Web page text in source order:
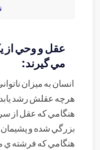
عقل و وحي
مي گيرند:
انسان به ميزان
هرچه عقلش رشد يابد
هنگامي که عقل از
بزرگي شده و
هنگامي که فرشته ي